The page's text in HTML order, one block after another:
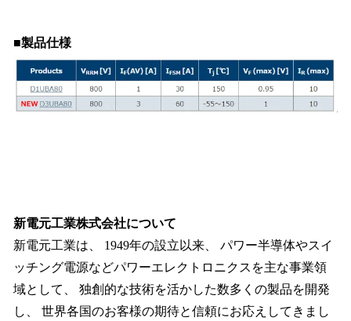
■製品仕様
新電元工業株式会社について
新電元工業は、 1949年の設立以来、 パワー半導体やスイ
ッチング電源などパワーエレクトロニクスを主な事業領
域として、 独創的な技術を活かした数多くの製品を開発
し、 世界各国のお客様の期待と信頼にお応えしてきまし